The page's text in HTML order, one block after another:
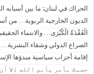
الحراك في لبنان: ما بين أسبابه
الديون الخارجية الربوية… من
الْعُقْدَةُ الْكُبْرَى… والانتماء
الصراع الدولي وشقاء البشرية…
إقامة أحزاب سياسية مبدؤها
حسبك بأمر يأبى الله إلا